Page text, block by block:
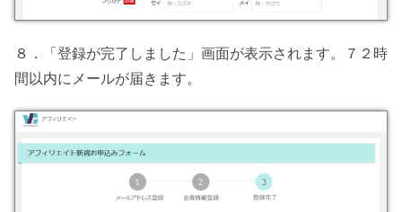
８．「登録が完了しました」画面が表示されます。７２時
間以内にメールが届きます。